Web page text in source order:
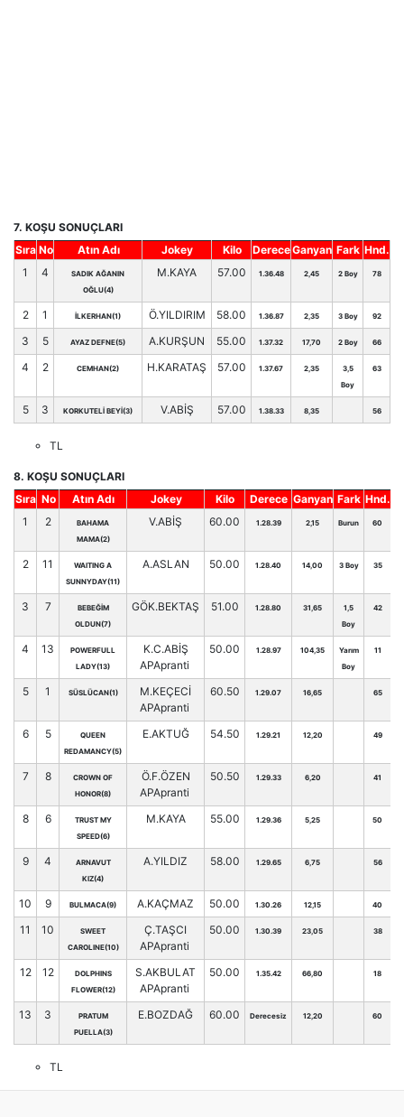
7. KOŞU SONUÇLARI
Sıra No Atın Adı Jokey Kilo DereceGanyan Fark Hnd.
1
4
SADIK AĞANIN
OĞLU(4)
M.KAYA 57.00 1.36.48 2,45 2 Boy 78
2 1 İLKERHAN(1) Ö.YILDIRIM 58.00 1.36.87 2,35 3 Boy 92
3 5 AYAZ DEFNE(5) A.KURŞUN 55.00 1.37.32 17,70 2 Boy 66
4 2 CEMHAN(2) H.KARATAŞ 57.00 1.37.67 2,35
3,5
Boy
63
5 3 KORKUTELİ BEYİ(3) V.ABİŞ 57.00 1.38.33 8,35 56
TL
8. KOŞU SONUÇLARI
Sıra No Atın Adı Jokey Kilo Derece Ganyan Fark Hnd.
1
2
BAHAMA
MAMA(2)
V.ABİŞ 60.00 1.28.39 2,15 Burun 60
2 11
WAITING A
SUNNYDAY(11)
A.ASLAN 50.00 1.28.40 14,00 3 Boy 35
3 7
BEBEĞİM
OLDUN(7)
GÖK.BEKTAŞ 51.00 1.28.80 31,65
1,5
Boy
42
4 13
POWERFULL
LADY(13)
K.C.ABİŞ
APApranti
50.00 1.28.97 104,35
Yarım
Boy
11
5 1 SÜSLÜCAN(1)
M.KEÇECİ
APApranti
60.50 1.29.07 16,65 65
6 5
QUEEN
REDAMANCY(5)
E.AKTUĞ 54.50 1.29.21 12,20 49
7 8
CROWN OF
HONOR(8)
Ö.F.ÖZEN
APApranti
50.50 1.29.33 6,20 41
8 6
TRUST MY
SPEED(6)
M.KAYA 55.00 1.29.36 5,25 50
9 4
ARNAVUT
KIZ(4)
A.YILDIZ 58.00 1.29.65 6,75 56
10 9 BULMACA(9) A.KAÇMAZ 50.00 1.30.26 12,15 40
11 10
SWEET
CAROLINE(10)
Ç.TAŞCI
APApranti
50.00 1.30.39 23,05 38
12 12
DOLPHINS
FLOWER(12)
S.AKBULAT
APApranti
50.00 1.35.42 66,80 18
13 3
PRATUM
PUELLA(3)
E.BOZDAĞ 60.00 Derecesiz 12,20 60
TL